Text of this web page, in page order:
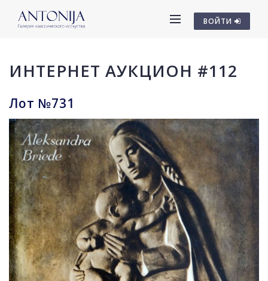
ВОЙТИ
ИНТЕРНЕТ АУКЦИОН #112
Лот №731